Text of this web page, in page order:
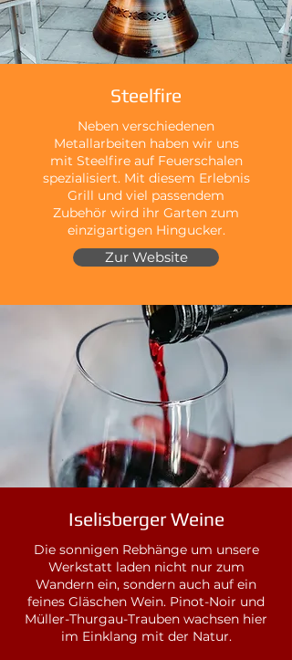
Steelfire
Neben verschiedenen
Metallarbeiten haben wir uns
mit Steelfire auf Feuerschalen
spezialisiert. Mit diesem Erlebnis
Grill und viel passendem
Zubehör wird ihr Garten zum
einzigartigen Hingucker.
Zur Website
Iselisberger Weine
Die sonnigen Rebhänge um unsere
Werkstatt laden nicht nur zum
Wandern ein, sondern auch auf ein
feines Gläschen Wein. Pinot-Noir und
Müller-Thurgau-Trauben wachsen hier
im Einklang mit der Natur.